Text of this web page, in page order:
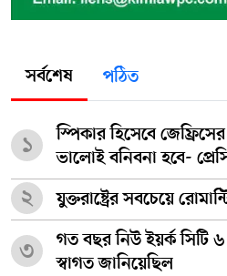
সর্বশেষ পঠিত
১
স্পিকার হিসেবে
ভালোই বনিবনা হবে-
২ যুক্তরাষ্ট্রের সবচেয়ে
৩
গত বছর নিউ ইয়র্ক সিটি
স্বাগত জানিয়েছিল